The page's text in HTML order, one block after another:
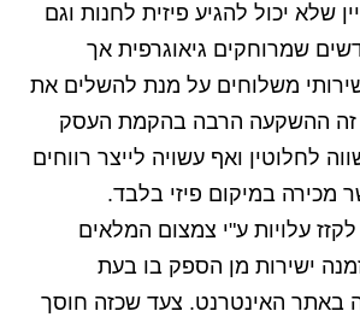
שלא יכול להגיע פיזית לחנות וגם
שמרוחקים גיאוגרפית אך
משלוחים על מנת להשלים את
זה ההשקעה הרבה בהקמת העסק
שווה לחלוטין ואף עשויה לייצר רווחים
מכירה במיקום פיזי בלבד.
עלויות ע"י צמצום המלאים
ישירות מן הספק בו בעת
באתר האינטרנט. צעד שכזה חוסך